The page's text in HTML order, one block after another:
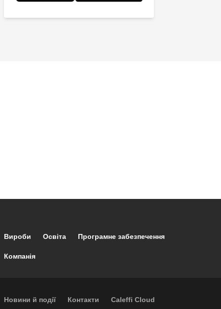
Footer main navigation
Вироби Освіта Програмне забезпечення
Компанія
Footer secondary navigation
Новини й події Контакти Caleffi Cloud